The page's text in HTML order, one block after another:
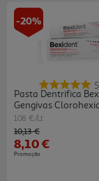
-20%
Pasta Dentrifica
Gengivas
108 €/Lt
Price reduced from
10,13 €to
8,10 €
Promoção